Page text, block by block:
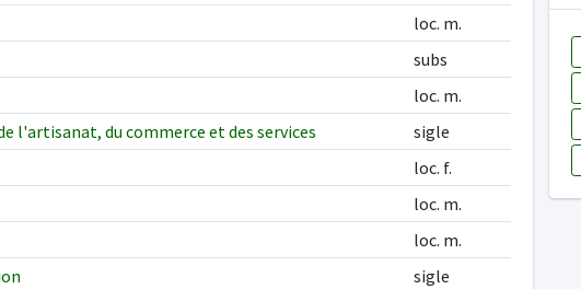
loc. m.
subs
loc. m.
l'artisanat, du commerce et des services
sigle
loc. f.
loc. m.
loc. m.
sigle